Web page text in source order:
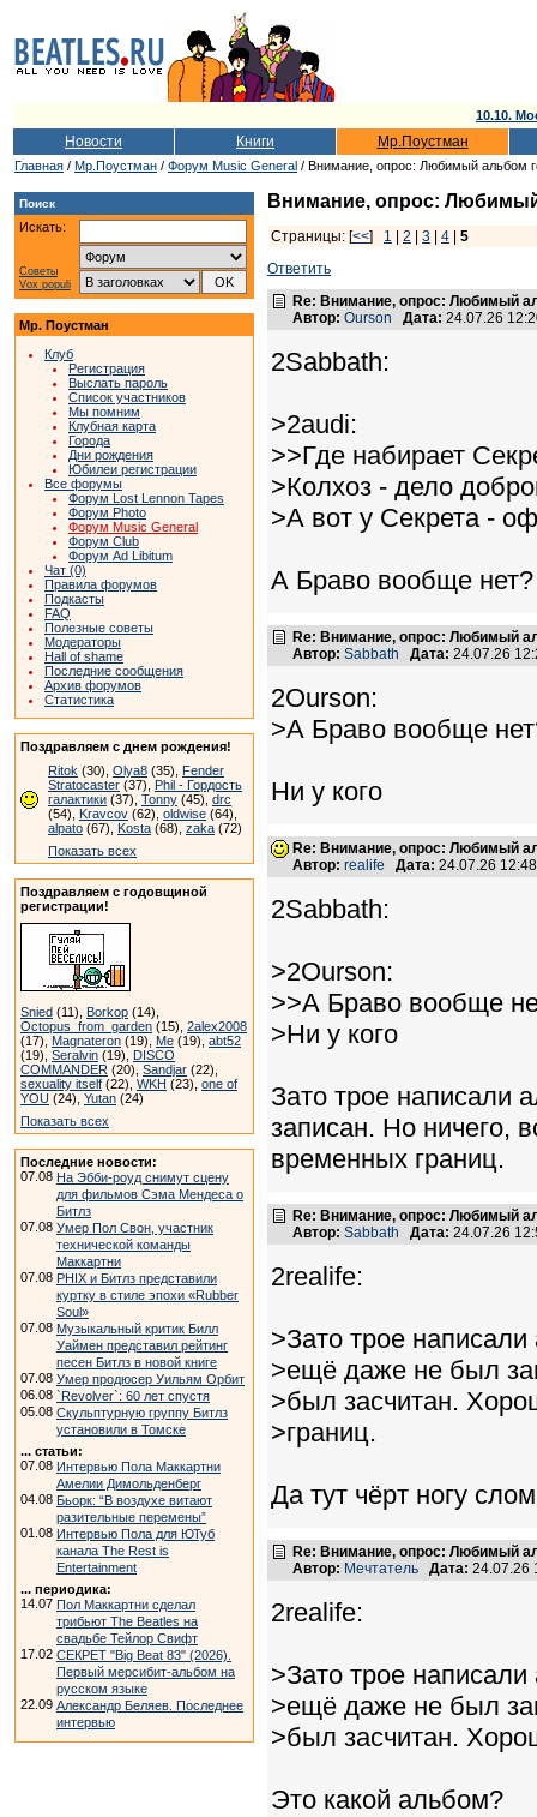
10.10.
Новости Книги Мр.Поустман
Главная / Мр.Поустман / Форум Music General / Внимание, опрос: Любимый альбом
Поиск
Искать:
Советы
Vox populi
Мр. Поустман
Клуб
Регистрация
Выслать пароль
Список участников
Мы помним
Клубная карта
Города
Дни рождения
Юбилеи регистрации
Все форумы
Форум Lost Lennon Tapes
Форум Photo
Форум Music General
Форум Club
Форум Ad Libitum
Чат (0)
Правила форумов
Подкасты
FAQ
Полезные советы
Модераторы
Hall of shame
Последние сообщения
Архив форумов
Статистика
Поздравляем с днем рождения!
Ritok (30), Olya8 (35), Fender
Stratocaster (37), Phil - Гордость
галактики (37), Tonny (45), drc
(54), Kravcov (62), oldwise (64),
alpato (67), Kosta (68), zaka (72)
Показать всех
Поздравляем с годовщиной
регистрации!
Snied (11), Borkop (14),
Octopus_from_garden (15), 2alex2008
(17), Magnateron (19), Me (19), abt52
(19), Seralvin (19), DISCO
COMMANDER (20), Sandjar (22),
sexuality itself (22), WKH (23), one of
YOU (24), Yutan (24)
Показать всех
Последние новости:
07.08 На Эбби-роуд снимут сцену
для фильмов Сэма Мендеса о
Битлз
07.08 Умер Пол Свон, участник
технической команды
Маккартни
07.08 PHIX и Битлз представили
куртку в стиле эпохи «Rubber
Soul»
07.08 Музыкальный критик Билл
Уаймен представил рейтинг
песен Битлз в новой книге
07.08 Умер продюсер Уильям Орбит
06.08 `Revolver`: 60 лет спустя
05.08 Скульптурную группу Битлз
установили в Томске
... статьи:
07.08 Интервью Пола Маккартни
Амелии Димольденберг
04.08 Бьорк: “В воздухе витают
разительные перемены”
01.08 Интервью Пола для ЮТуб
канала The Rest is
Entertainment
... периодика:
14.07 Пол Маккартни сделал
трибьют The Beatles на
свадьбе Тейлор Свифт
17.02 СЕКРЕТ "Big Beat 83" (2026).
Первый мерсибит-альбом на
русском языке
22.09 Александр Беляев. Последнее
интервью
Внимание, опрос: Любимый
Страницы: [<<] 1 2 3 4
5
Ответить
Re: Внимание, опрос: Любимый
Автор: Ourson Дата: 24.07.26
2Sabbath:
>2audi:
>>Где набирает
>Колхоз - дело
>А вот у Секрета -
А Браво вообще нет?
Re: Внимание, опрос: Любимый
Автор: Sabbath Дата: 24.07.26
2Ourson:
>А Браво вообще
Ни у кого
Re: Внимание, опрос: Любимый
Автор: realife Дата: 24.07.26
2Sabbath:
>2Ourson:
>>А Браво вообще
>Ни у кого
Зато трое написали
записан. Но ничего,
временных границ.
Re: Внимание, опрос: Любимый
Автор: Sabbath Дата: 24.07.26
2realife:
>Зато трое
>ещё даже не был
>был засчитан.
>границ.
Да тут чёрт ногу
Re: Внимание, опрос: Любимый
Автор: Мечтатель Дата:
2realife:
>Зато трое
>ещё даже не был
>был засчитан.
Это какой альбом?